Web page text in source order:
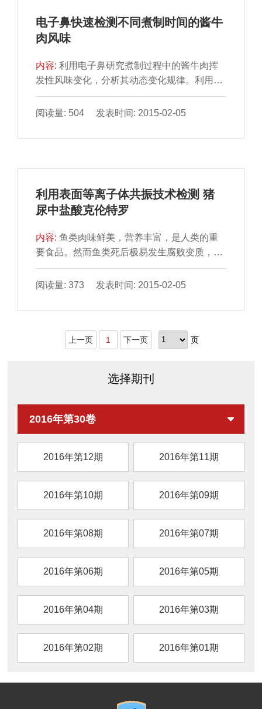
电子鼻快速检测不同煮制时间的酱牛
肉风味
内容:利用电子鼻研究煮制过程中的酱牛肉挥
发性风味变化，分析其动态变化规律。利用主
成分分析法、传感器 的载荷分析法和线性判别
式分析法对不同...
阅读量: 504 发表时间: 2015-02-05
利用表面等离子体共振技术检测 猪
尿中盐酸克伦特罗
内容:鱼类肉味鲜美，营养丰富，是人类的重
要食品。然而鱼类死后极易发生腐败变质，其
食用价值会大大降低 并造成重大的经济损失。
该文简述了鱼类...
阅读量: 373 发表时间: 2015-02-05
上一页 1 下一页 页
选择期刊
2016年第30卷
2016年第12期 2016年第11期
2016年第10期 2016年第09期
2016年第08期 2016年第07期
2016年第06期 2016年第05期
2016年第04期 2016年第03期
2016年第02期 2016年第01期